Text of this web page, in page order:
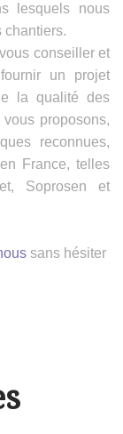
lesquels nous
chantiers.
conseiller et
un projet
la qualité des
proposons,
reconnues,
France, telles
Soprosen et
sans hésiter